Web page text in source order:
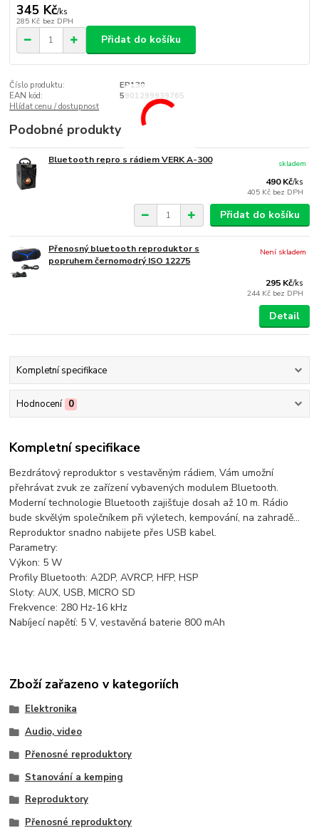
345 Kč/ks
285 Kč bez DPH
Přidat do košíku
Číslo produktu:
EP130
EAN kód:
5901299939765
Hlídat cenu / dostupnost
Podobné produkty
Bluetooth repro s rádiem VERK A-300
490 Kč/ks
405 Kč bez DPH
skladem
Přidat do košíku
Přenosný bluetooth reproduktor s
popruhem černomodrý ISO 12275
295 Kč/ks
244 Kč bez DPH
Není skladem
Detail
Kompletní specifikace
Hodnocení 0
Kompletní specifikace
Bezdrátový reproduktor s vestavěným rádiem, Vám umožní
přehrávat zvuk ze zařízení vybavených modulem Bluetooth.
Moderní technologie Bluetooth zajišťuje dosah až 10 m. Rádio
bude skvělým společníkem při výletech, kempování, na zahradě...
Reproduktor snadno nabijete přes USB kabel.
Parametry:
Výkon: 5 W
Profily Bluetooth: A2DP, AVRCP, HFP, HSP
Sloty: AUX, USB, MICRO SD
Frekvence: 280 Hz-16 kHz
Nabíjecí napětí: 5 V, vestavěná baterie 800 mAh
Zboží zařazeno v kategoriích
Elektronika
Audio, video
Přenosné reproduktory
Stanování a kemping
Reproduktory
Přenosné reproduktory